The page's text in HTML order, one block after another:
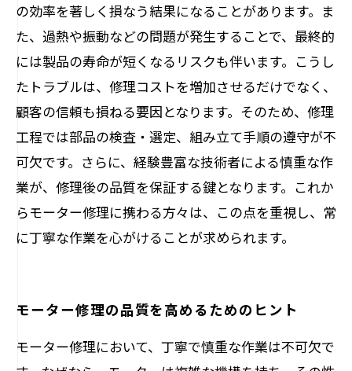
の効率を著しく損なう結果になることがあります。ま
た、過熱や振動などの問題が発生することで、最終的
には製品の寿命が短くなるリスクも伴います。こうし
たトラブルは、修理コストを増加させるだけでなく、
顧客の信頼も損ねる要因となります。そのため、修理
工程では部品の検査・選定、組み立て手順の遵守が不
可欠です。さらに、経験豊富な技術者による慎重な作
業が、修理後の品質を保証する鍵となります。これか
らモーター修理に携わる方々は、この点を重視し、常
に丁寧な作業を心がけることが求められます。
モーター修理の品質を高めるためのヒント
モーター修理において、丁寧で慎重な作業は不可欠で